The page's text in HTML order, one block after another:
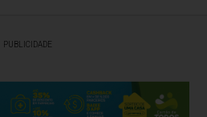
PUBLICIDADE